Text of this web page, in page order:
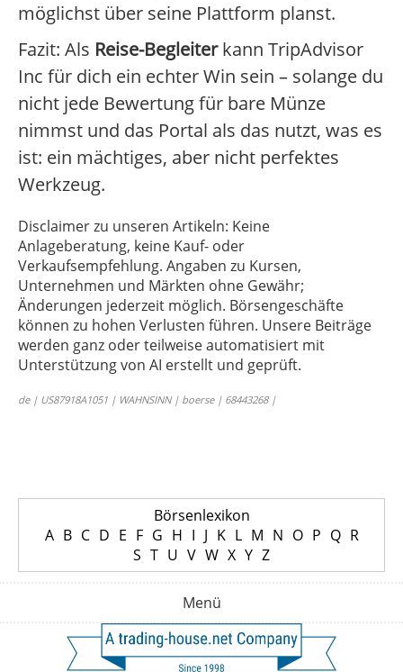
möglichst über seine Plattform planst.
Fazit: Als Reise-Begleiterkann TripAdvisor
Inc für dich ein echter Win sein – solange du
nicht jede Bewertung für bare Münze
nimmst und das Portal als das nutzt, was es
ist: ein mächtiges, aber nicht perfektes
Werkzeug.
Disclaimer zu unseren Artikeln: Keine
Anlageberatung, keine Kauf- oder
Verkaufsempfehlung. Angaben zu Kursen,
Unternehmen und Märkten ohne Gewähr;
Änderungen jederzeit möglich. Börsengeschäfte
können zu hohen Verlusten führen. Unsere Beiträge
werden ganz oder teilweise automatisiert mit
Unterstützung von AI erstellt und geprüft.
de | US87918A1051 | WAHNSINN | boerse | 68443268 |
Börsenlexikon
A B C D E F G H I J K L M N O P Q R
S T U V W X Y Z
Menü